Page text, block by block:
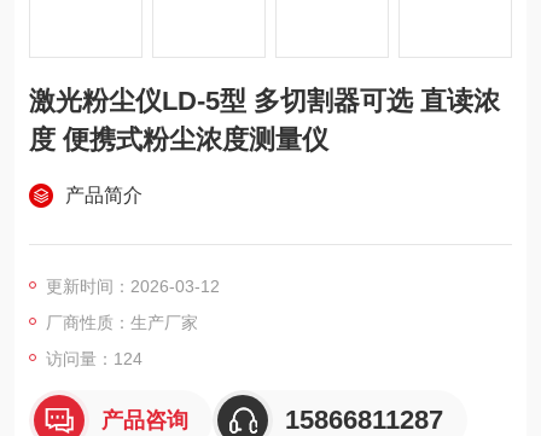
激光粉尘仪LD-5型 多切割器可选 直读浓
度 便携式粉尘浓度测量仪
产品简介
更新时间：2026-03-12
厂商性质：生产厂家
访问量：124
产品咨询 15866811287